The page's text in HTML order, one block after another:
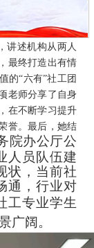
讲述机构从两人
最终打造出有情
的“六有”社工团
老师分享了自身
在不断学习提升
誉。最后，她结
院办公厅公
人员队伍建
状 ， 当前社
通，行业对
工专业学生
广阔。